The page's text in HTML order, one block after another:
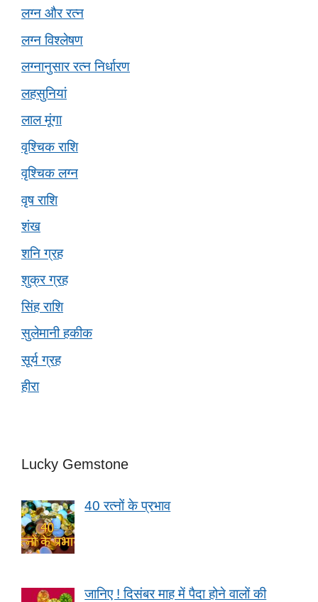
लग्न और रत्न
लग्न विश्लेषण
लग्नानुसार रत्न निर्धारण
लहसुनियां
लाल मूंगा
वृश्चिक राशि
वृश्चिक लग्न
वृष राशि
शंख
शनि ग्रह
शुक्र ग्रह
सिंह राशि
सुलेमानी हकीक
सूर्य ग्रह
हीरा
Lucky Gemstone
40 रत्नों के प्रभाव
जानिए ! दिसंबर माह में पैदा होने वालों की